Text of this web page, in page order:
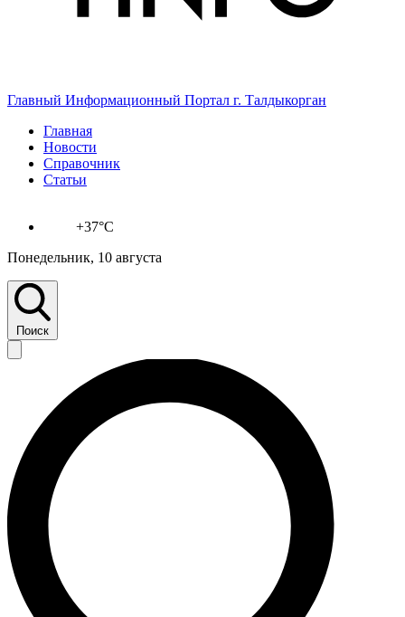
Главный Информационный Портал г. Талдыкорган
Главная
Новости
Справочник
Статьи
+37°C
Понедельник, 10 августа
Поиск